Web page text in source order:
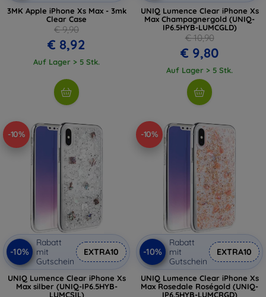
3MK Apple iPhone Xs Max - 3mk
Clear Case
€ 9,90
€ 8,92
Auf Lager > 5 Stk.
UNIQ Lumence Clear iPhone Xs
Max Champagnergold (UNIQ-
IP6.5HYB-LUMCGLD)
€ 10,90
€ 9,80
Auf Lager > 5 Stk.
-10%
-10%
Rabatt
mit
Gutschein
EXTRA10
UNIQ Lumence Clear iPhone Xs
Max silber (UNIQ-IP6.5HYB-
LUMCSIL)
-10%
-10%
Rabatt
mit
Gutschein
EXTRA10
UNIQ Lumence Clear iPhone Xs
Max Rosedale Roségold (UNIQ-
IP6.5HYB-LUMCRGD)